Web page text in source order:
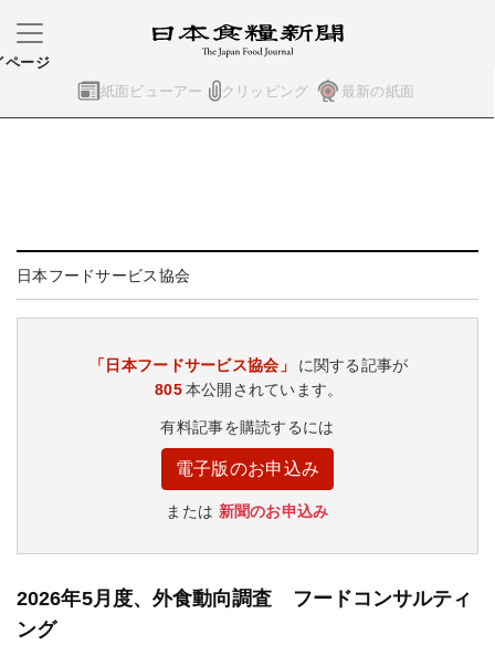
紙面ビューアー クリッピング 最新の紙面
ページ
日本フードサービス協会
「日本フードサービス協会」
に関する記事が
805本公開されています。
有料記事を購読するには
電子版のお申込み
または 新聞のお申込み
2026年5月度、外食動向調査 フードコンサルティ
ング